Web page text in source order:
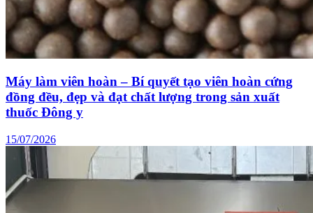
Máy làm viên hoàn – Bí quyết tạo viên hoàn cứng
đồng đều, đẹp và đạt chất lượng trong sản xuất
thuốc Đông y
15/07/2026